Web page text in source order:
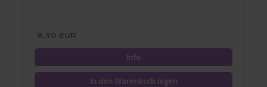
8,90 EUR